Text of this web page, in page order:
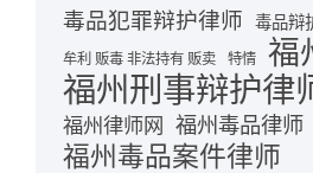
毒品犯罪辩护律师 毒品辩
牟利 贩毒 非法持有 贩卖 特情 福
福州刑事辩护律
福州律师网 福州毒品律师
福州毒品案件律师